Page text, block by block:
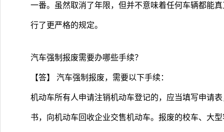
一番。虽然取消了年限，但并不意味着任何车辆都能
行了更严格的规定。
汽车强制报废需要办哪些手续？
【答】 汽车强制报废，需要以下手续：
机动车所有人申请注销机动车登记的，应当填写申请
书，向机动车回收企业交售机动车。报废的校车、大